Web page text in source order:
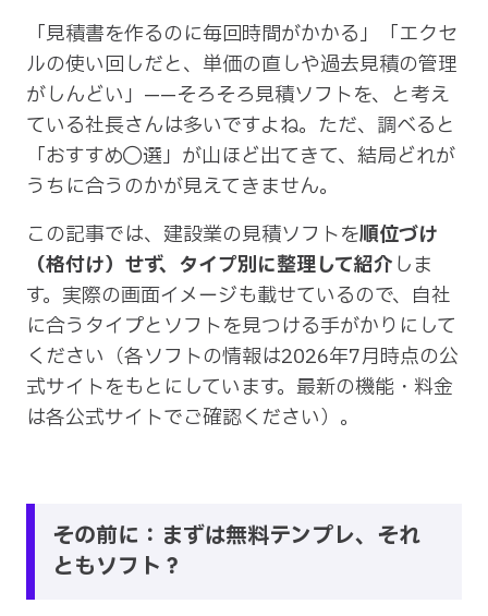
「見積書を作るのに毎回時間がかかる」「エクセ
ルの使い回しだと、単価の直しや過去見積の管理
がしんどい」——そろそろ見積ソフトを、と考え
ている社長さんは多いですよね。ただ、調べると
「おすすめ◯選」が山ほど出てきて、結局どれが
うちに合うのかが見えてきません。
この記事では、建設業の見積ソフトを順位づけ
（格付け）せず、タイプ別に整理して紹介しま
す。実際の画面イメージも載せているので、自社
に合うタイプとソフトを見つける手がかりにして
ください（各ソフトの情報は2026年7月時点の公
式サイトをもとにしています。最新の機能・料金
は各公式サイトでご確認ください）。
その前に：まずは無料テンプレ、それ
ともソフト？